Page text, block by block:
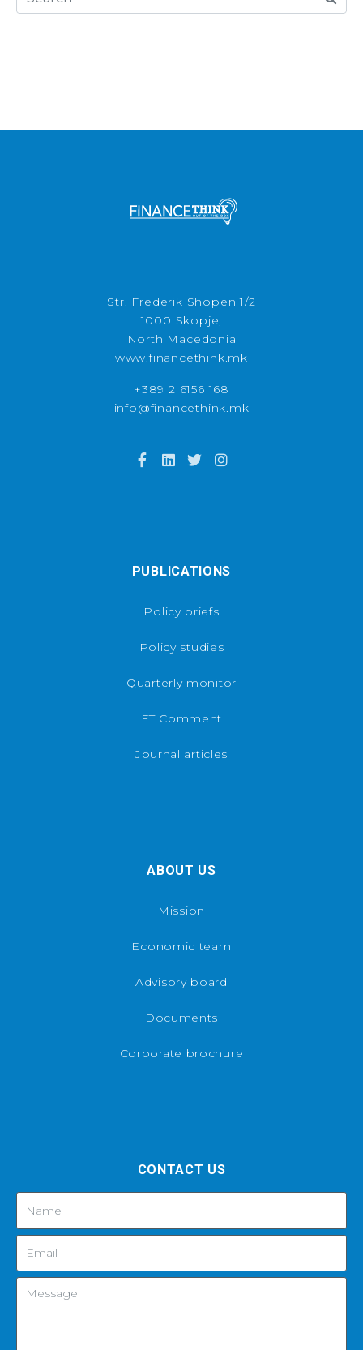
Str. Frederik Shopen 1/2
1000 Skopje,
North Macedonia
www.financethink.mk
+389 2 6156 168
info@financethink.mk
PUBLICATIONS
Policy briefs
Policy studies
Quarterly monitor
FT Comment
Journal articles
ABOUT US
Mission
Economic team
Advisory board
Documents
Corporate brochure
CONTACT US